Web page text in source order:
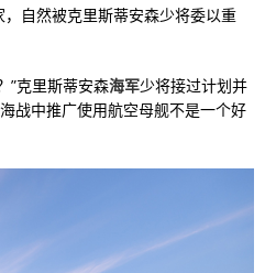
自然被克里斯蒂安森少将委以重
”克里斯蒂安森海军少将接过计划并
战中推广使用航空母舰不是一个好